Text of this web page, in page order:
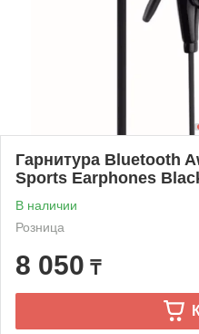
Гарнитура Bluetooth
Sports Earphones
В наличии
Розница
8 050 ₸